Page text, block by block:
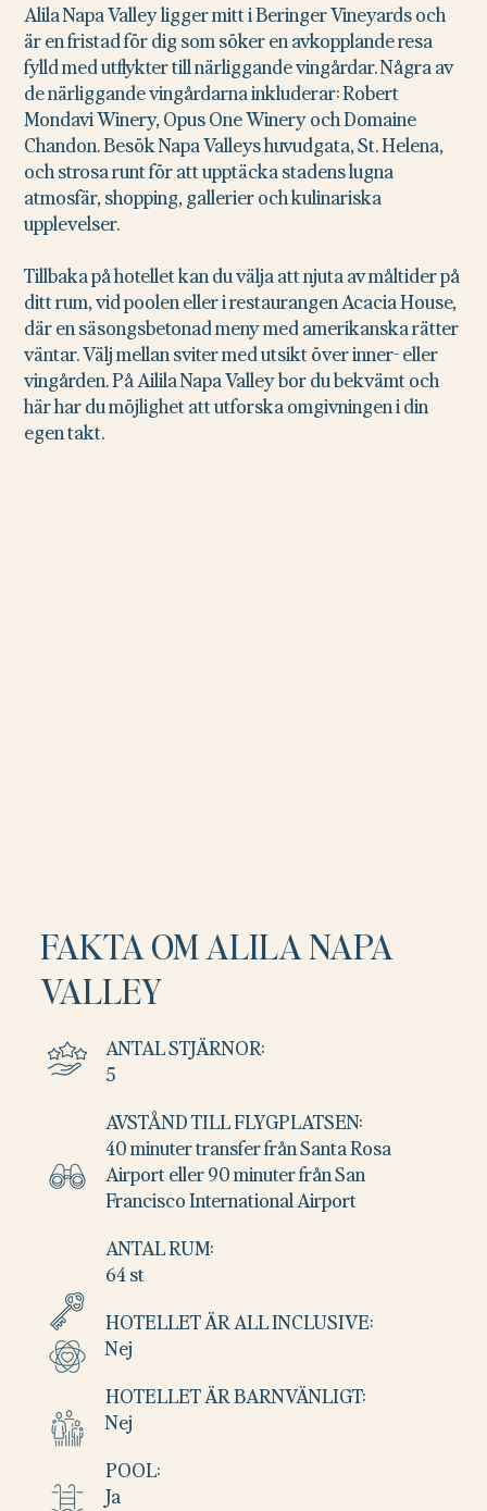
POOL:
Ja
HOTELLET ÄR BARNVÄNLIGT:
Nej
HOTELLET ÄR ALL INCLUSIVE:
Nej
ANTAL RUM:
64 st
AVSTÅND TILL FLYGPLATSEN:
40 minuter transfer från Santa Rosa
Airport eller 90 minuter från San
Francisco International Airport
ANTAL STJÄRNOR:
5
FAKTA OM ALILA NAPA
VALLEY
Alila Napa Valley ligger mitt i Beringer Vineyards och
är en fristad för dig som söker en avkopplande resa
fylld med utflykter till närliggande vingårdar. Några av
de närliggande vingårdarna inkluderar: Robert
Mondavi Winery, Opus One Winery och Domaine
Chandon. Besök Napa Valleys huvudgata, St. Helena,
och strosa runt för att upptäcka stadens lugna
atmosfär, shopping, gallerier och kulinariska
upplevelser.
Tillbaka på hotellet kan du välja att njuta av måltider på
ditt rum, vid poolen eller i restaurangen Acacia House,
där en säsongsbetonad meny med amerikanska rätter
väntar. Välj mellan sviter med utsikt över inner- eller
vingården. På Ailila Napa Valley bor du bekvämt och
här har du möjlighet att utforska omgivningen i din
egen takt.